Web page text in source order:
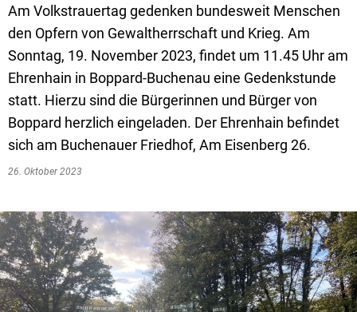
Livestream Sitzungen auf Youtube
Wahlergebnisse
Baugrundstücke
Straßenausbaupläne
Wiederkehrende Straßenausbaubeiträge
Gewerbe-Anmeldung/Ummeldung/
Haushaltsplan
Satzungen und Richtlinien
Schutzhütten
Vereine und
Bücher-Shop
Am Volkstrauertag gedenken bundesweit Menschen
den Opfern von Gewaltherrschaft und Krieg. Am
Sonntag, 19. November 2023, findet um 11.45 Uhr am
Ehrenhain in Boppard-Buchenau eine Gedenkstunde
statt. Hierzu sind die Bürgerinnen und Bürger von
Boppard herzlich eingeladen. Der Ehrenhain befindet
sich am Buchenauer Friedhof, Am Eisenberg 26.
26. Oktober 2023